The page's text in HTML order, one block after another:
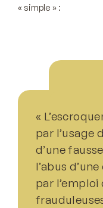
« simple » :
«
par l’usage
d’une
l’abus
par